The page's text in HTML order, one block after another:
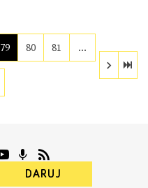
79 80 81 …
DARUJ